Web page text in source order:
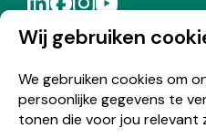
Wij gebruiken
We gebruiken cookies om
persoonlijke gegevens te
tonen die voor jou relevant
Meld je aan voor de